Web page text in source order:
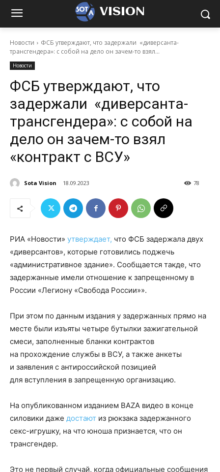
VISION
Новости
ФСБ утверждают, что задержали «диверсанта-
трансгендера»: с собой на дело он зачем-то взял...
Новости
ФСБ утверждают, что
задержали «диверсанта-
трансгендера»: с собой на
дело он зачем-то взял
«контракт с ВСУ»
Sota Vision 18.09.2023 78
РИА «Новости» утверждает, что ФСБ задержала двух
«диверсантов», которые готовились поджечь
«административное здание». Сообщается такде, что
задержанные имели отношение к запрещенному в
России «Легиону «Свобода России»».
При этом по данным издания у задержанных прямо на
месте были изъяты четыре бутылки зажигательной
смеси, заполненные бланки контрактов
на прохождение службы в ВСУ, а также анкеты
и заявления с антироссийской позицией
для вступления в запрещенную организацию.
На опубликованном изданием BAZA видео в конце
силовики даже достают из рюкзака задержанного
секс-игрушку, на что юноша признается, что он
трансгендер.
Это не первый случай, когда официальные сообщения